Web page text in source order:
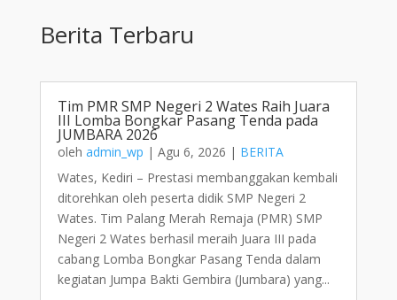
Berita Terbaru
Tim PMR SMP Negeri 2 Wates Raih Juara
III Lomba Bongkar Pasang Tenda pada
JUMBARA 2026
oleh admin_wp | Agu 6, 2026 | BERITA
Wates, Kediri – Prestasi membanggakan kembali
ditorehkan oleh peserta didik SMP Negeri 2
Wates. Tim Palang Merah Remaja (PMR) SMP
Negeri 2 Wates berhasil meraih Juara III pada
cabang Lomba Bongkar Pasang Tenda dalam
kegiatan Jumpa Bakti Gembira (Jumbara) yang...